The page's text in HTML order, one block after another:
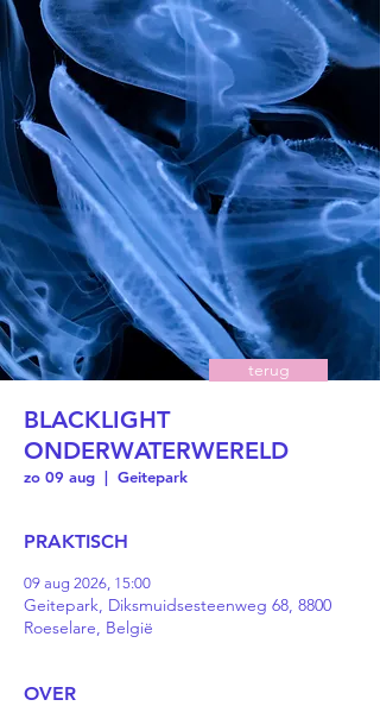
BLACKLIGHT
ONDERWATERWERELD
zo 09 aug
  |
Geitepark
PRAKTISCH
09 aug 2026, 15:00
Geitepark, Diksmuidsesteenweg 68, 8800
Roeselare, België
OVER
terug